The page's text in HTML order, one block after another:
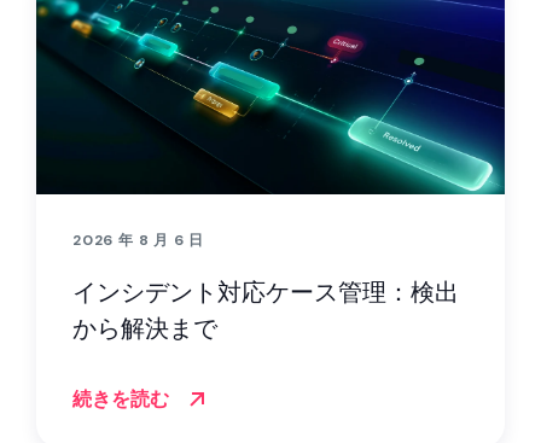
デモのリクエスト
2026 年 8 月 6 日
インシデント対応ケース管理：検出
から解決まで
続きを読む